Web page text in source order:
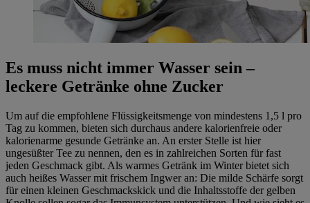
Es muss nicht immer Wasser sein –
leckere Getränke ohne Zucker
Um auf die empfohlene Flüssigkeitsmenge von mindestens 1,5 l pro
Tag zu kommen, bieten sich durchaus andere kalorienfreie oder
kalorienarme gesunde Getränke an. An erster Stelle ist hier
ungesüßter Tee zu nennen, den es in zahlreichen Sorten für fast
jeden Geschmack gibt. Als warmes Getränk im Winter bietet sich
auch heißes Wasser mit frischem Ingwer an: Die milde Schärfe sorgt
für einen kleinen Geschmackskick und die Inhaltsstoffe der gelben